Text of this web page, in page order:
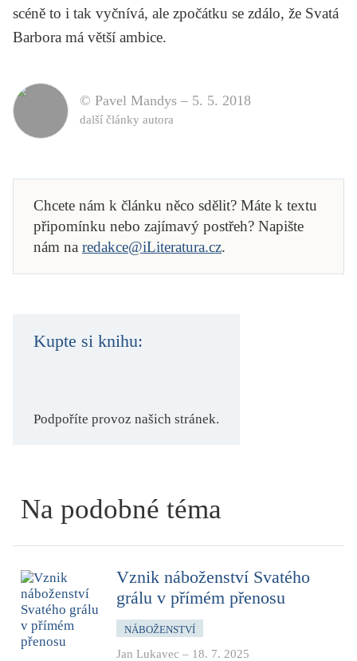
scéně to i tak vyčnívá, ale zpočátku se zdálo, že Svatá
Barbora má větší ambice.
© Pavel Mandys – 5. 5. 2018
další články autora
Chcete nám k článku něco sdělit? Máte k textu
připomínku nebo zajímavý postřeh? Napište
nám na redakce@iLiteratura.cz.
Kupte si knihu:
Podpoříte provoz našich stránek.
Na podobné téma
Vznik náboženství Svatého
grálu v přímém přenosu
NÁBOŽENSTVÍ
Jan Lukavec – 18. 7. 2025